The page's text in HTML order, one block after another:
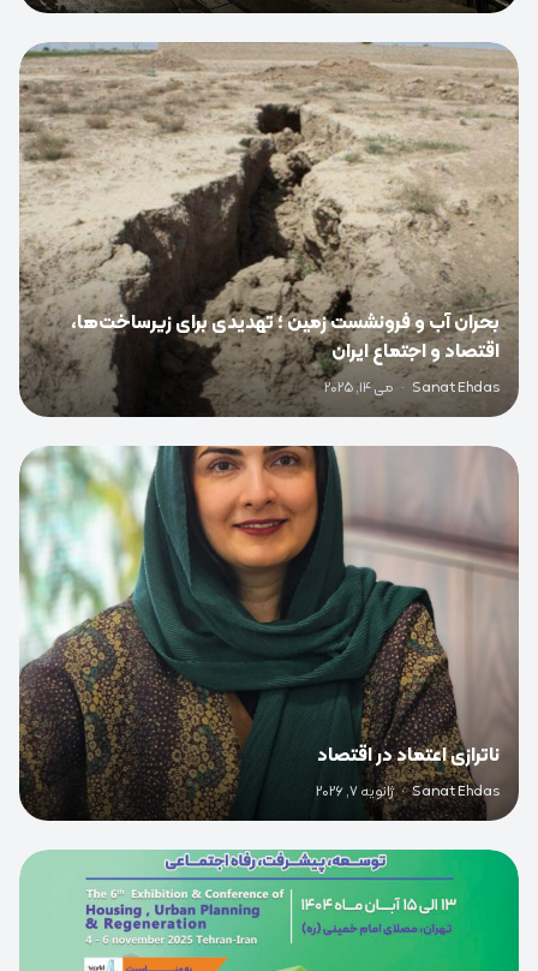
0
بحران آب و فرونشست زمین ؛ تهدیدی برای زیرساخت‌ها،
اقتصاد و اجتماع ایران
Sanat Ehdas
· می 14, 2025
ناترازی اعتماد در اقتصاد
Sanat Ehdas
· ژانویه 7, 2026
0